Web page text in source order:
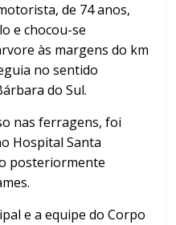
de 74 anos,
e chocou-se
às margens do km
no sentido
do Sul.
nas ferragens, foi
Hospital Santa
posteriormente
e a equipe do Corpo